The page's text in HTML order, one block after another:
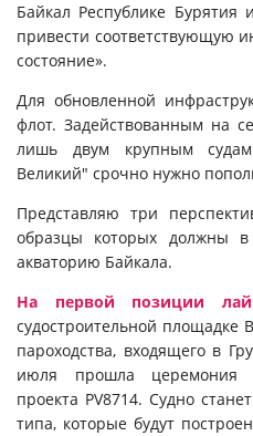
Байкал Республике Бурятия
привести соответствующую
состояние».
Для обновленной
флот. Задействованным на
лишь двум крупным
Великий" срочно нужно
Представляю три
образцы которых должны
акваторию Байкала.
На первой позиции
судостроительной площадке
пароходства, входящего в
июля прошла церемония
проекта PV8714. Судно
типа, которые будут